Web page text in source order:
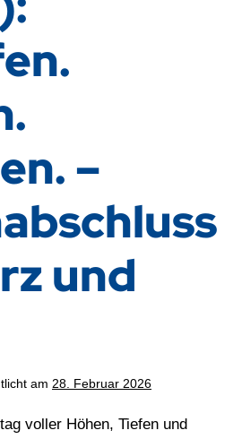
–
und
am 28. Februar 2026
voller Höhen, Tiefen und